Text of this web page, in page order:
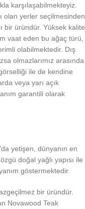
karşılaşabilmekteyiz.
olan yerler seçilmesinden
bir üründür. Yüksek kalite
vaat eden bu ağaç türü,
olabilmektedir. Dış
olmazlarımız arasında
ile de kendine
veya yarı açık
garantili olarak
yetişen, dünyanın en
doğal yağlı yapısı ile
göstermektedir.
bir üründür.
Novawood Teak